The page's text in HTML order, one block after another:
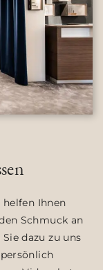
Ihnen
Schmuck an
dazu zu uns